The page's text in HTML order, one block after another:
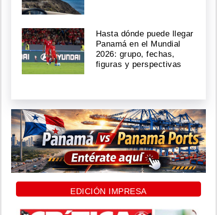
Hasta dónde puede llegar
Panamá en el Mundial
2026: grupo, fechas,
figuras y perspectivas
EDICIÓN IMPRESA